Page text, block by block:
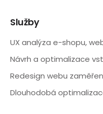
Služby
UX analýza e-shopu,
Návrh a optimalizace
Redesign webu
Dlouhodobá